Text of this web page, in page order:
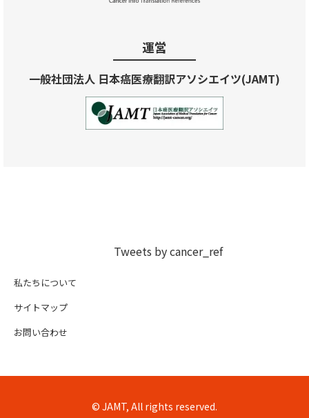
運営
一般社団法人 日本癌医療翻訳アソシエイツ(JAMT)
Tweets by cancer_ref
私たちについて
サイトマップ
お問い合わせ
© JAMT, All rights reserved.